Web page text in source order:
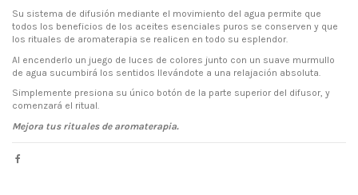
Su sistema de difusión mediante el movimiento del agua permite que
todos los beneficios de los aceites esenciales puros se conserven y que
los rituales de aromaterapia se realicen en todo su esplendor.
Al encenderlo un juego de luces de colores junto con un suave murmullo
de agua sucumbirá los sentidos llevándote a una relajación absoluta.
Simplemente presiona su único botón de la parte superior del difusor, y
comenzará el ritual.
Mejora tus rituales de aromaterapia.